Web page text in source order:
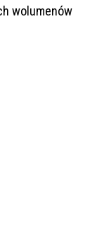
wolumenów